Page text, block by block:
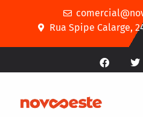
Rua Spipe Calarge,